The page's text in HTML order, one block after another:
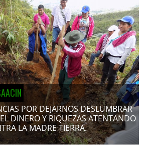
POR DEJARNOS DESLUMBRAR
DINERO Y RIQUEZAS ATENTANDO
LA MADRE TIERRA.